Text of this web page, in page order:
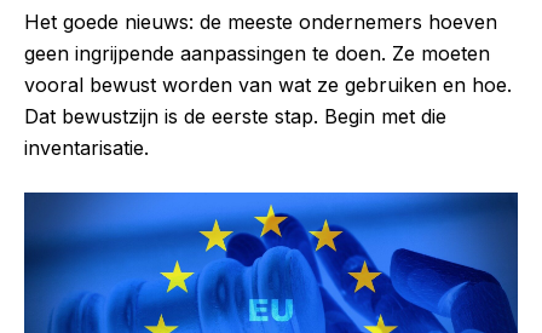
Het goede nieuws: de meeste ondernemers hoeven
geen ingrijpende aanpassingen te doen. Ze moeten
vooral bewust worden van wat ze gebruiken en hoe.
Dat bewustzijn is de eerste stap. Begin met die
inventarisatie.